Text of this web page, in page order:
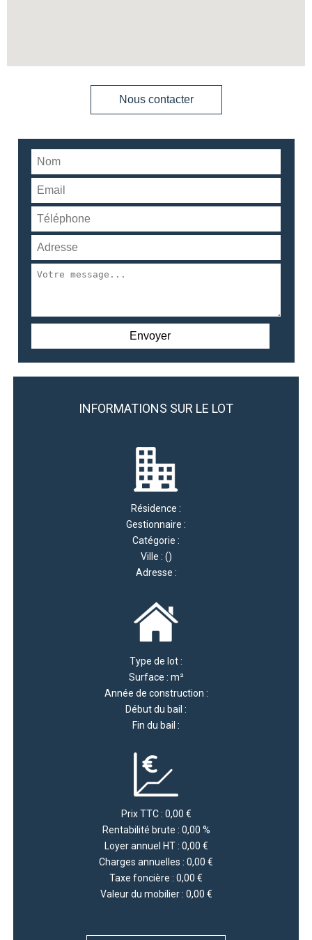
Nous contacter
INFORMATIONS SUR LE LOT
Résidence :
Gestionnaire :
Catégorie :
Ville : ()
Adresse :
Type de lot :
Surface : m²
Année de construction :
Début du bail :
Fin du bail :
Prix TTC : 0,00 €
Rentabilité brute : 0,00 %
Loyer annuel HT : 0,00 €
Charges annuelles : 0,00 €
Taxe foncière : 0,00 €
Valeur du mobilier : 0,00 €